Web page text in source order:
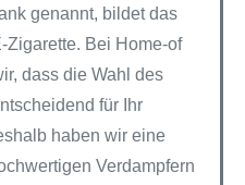
genannt, bildet das
Zigarette. Bei Home-of
dass die Wahl des
für Ihr
haben wir eine
Verdampfern